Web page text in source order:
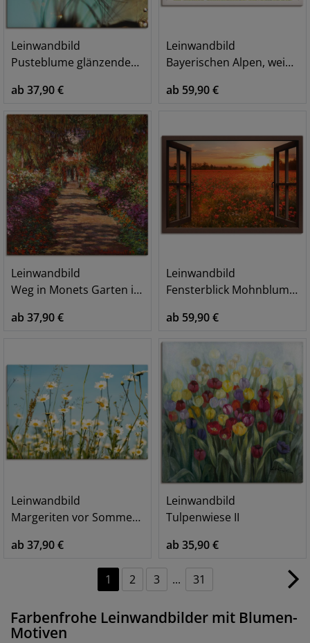
Leinwandbild
Pusteblume glänzendes Gold
ab 37,90 €
Leinwandbild
Bayerischen Alpen, weißes Fenster
ab 59,90 €
Leinwandbild
Weg in Monets Garten in Giverny. 1902
ab 37,90 €
Leinwandbild
Fensterblick Mohnblumenfeld - braun
ab 59,90 €
Leinwandbild
Margeriten vor Sommer Himmel
ab 37,90 €
Leinwandbild
Tulpenwiese II
ab 35,90 €
1 2 3 ... 31
Farbenfrohe Leinwandbilder mit Blumen-
Motiven